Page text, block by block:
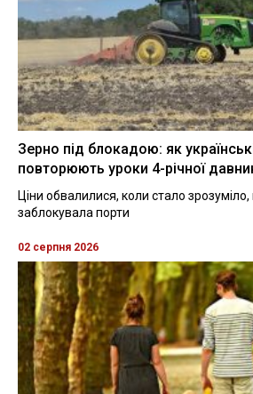
Зерно під блокадою: як
повторюють уроки 4-річної
Ціни обвалилися, коли стало
заблокувала порти
02 серпня 2026